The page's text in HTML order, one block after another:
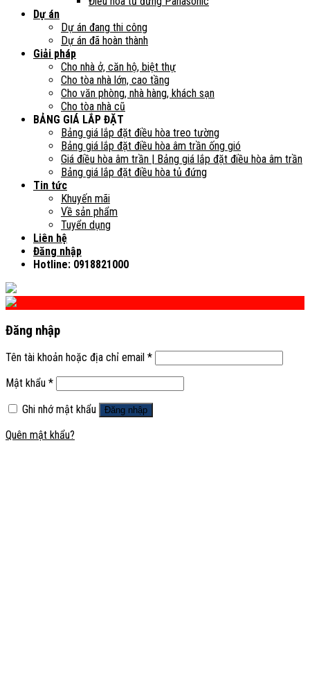
Dự án
Dự án đang thi công
Dự án đã hoàn thành
Giải pháp
Cho nhà ở, căn hộ, biệt thự
Cho tòa nhà lớn, cao tầng
Cho văn phòng, nhà hàng, khách sạn
Cho tòa nhà cũ
BẢNG GIÁ LẮP ĐẶT
Bảng giá lắp đặt điều hòa treo tường
Bảng giá lắp đặt điều hòa âm trần ống gió
Giá điều hòa âm trần | Bảng giá lắp đặt điều hòa âm trần
Bảng giá lắp đặt điều hòa tủ đứng
Tin tức
Khuyến mãi
Về sản phẩm
Tuyển dụng
Liên hệ
Đăng nhập
Hotline: 0918821000
Đăng nhập
Tên tài khoản hoặc địa chỉ email *
Mật khẩu *
Ghi nhớ mật khẩu
Đăng nhập
Quên mật khẩu?